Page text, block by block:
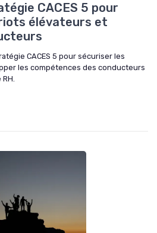
CACES 5 pour
élévateurs et
CACES 5 pour sécuriser les
les compétences des conducteurs